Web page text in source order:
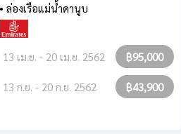
• ล่องเรือแม่น้ำดานูบ
13 เม.ย. - 20 เม.ย. 2562 ฿95,000
13 ก.ย. - 20 ก.ย. 2562 ฿43,900